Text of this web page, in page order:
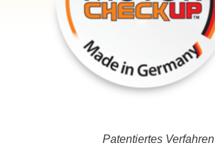
Patentiertes Verfahren